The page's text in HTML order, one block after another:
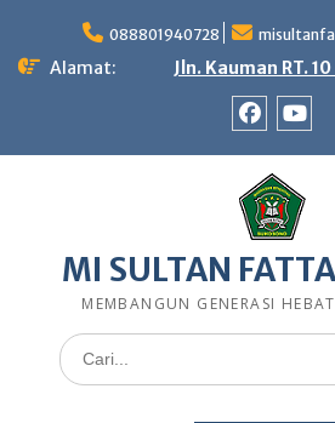
content
088801940728
Alamat: Jln. Kauman RT.
MI SULTAN
MEMBANGUN GENERASI
Search
for: